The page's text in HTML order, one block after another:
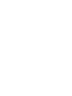
空间激光器
导热、抗冲
是亟待解决
次教训，团